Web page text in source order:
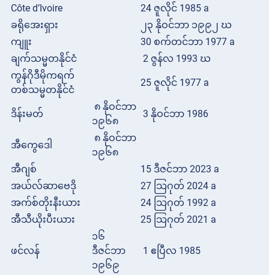
Côte d’Ivoire
24 ဇူလိုင် 1985 a
ခရိုအေးရှား
၂၃ နိုဝင်ဘာ ၁၉၉၂ ဃ
ကျူး
30 စက်တင်ဘာ 1977 a
ချက်သမ္မတနိုင်ငံ
2 ဇွန်လ 1993 ဃ
ကွန်ဂိုဒီမိုကရက်
တစ်သမ္မတနိုင်ငံ
25 ဇူလိုင် 1977 a
ဒိန်းမတ်
၈ နိုဝင်ဘာ
၁၉၆၈
3 နိုဝင်ဘာ 1986
အီကွေဒေါ
၈ နိုဝင်ဘာ
၁၉၆၈
အီဂျစ်
15 ဒီဇင်ဘာ 2023 a
အယ်လ်ဆာဗေဒို
27 သြဂုတ် 2024 a
အက်စ်တိုးနီးယား
24 သြဂုတ် 1992 a
အီသီယိုးပီးယား
25 သြဂုတ် 2021 a
ဖင်လန်
၁၆
ဒီဇင်ဘာ
၁၉၆၉
1 ဧပြီလ 1985